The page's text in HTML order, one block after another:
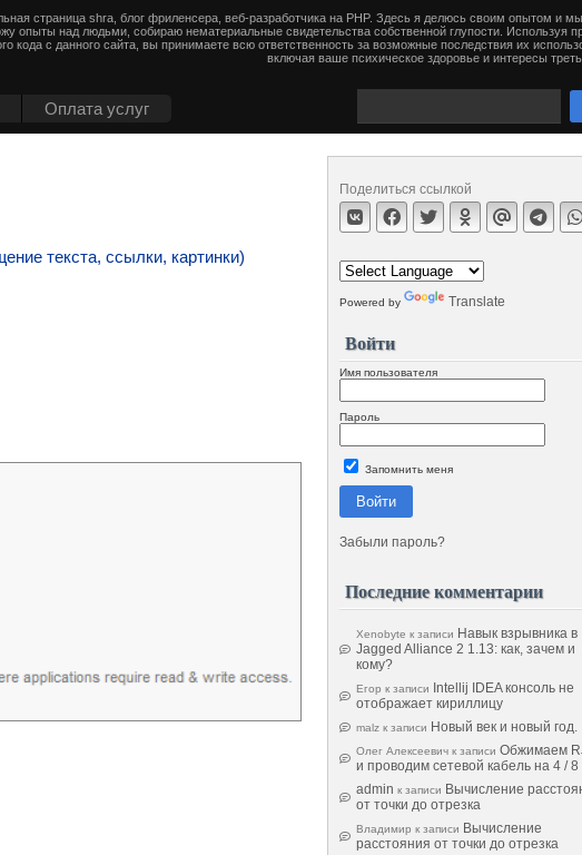
Оплата услуг
страница shra, блог фриленсера, веб-разработчика на PHP. Здесь я делюсь своим опытом и
опыты над людьми, собираю нематериальные свидетельства собственной глупости. Используя
кода с данного сайта, вы принимаете всю ответственность за возможные последствия их
включая ваше психическое здоровье и интересы
текста, ссылки, картинки)
Поделиться ссылкой
Powered by Translate
Войти
Имя пользователя
Пароль
Запомнить меня
Войти
Забыли пароль?
Последние комментарии
Xenobyte к записи Навык взрывника в
Jagged Alliance 2 1.13: как, зачем и
кому?
Егор к записи
Intellij IDEA консоль не
отображает кириллицу
malz к записи Новый век и новый год.
Олег Алексеевич к записи Обжимаем
и проводим сетевой кабель на 4 /
admin к записи Вычисление
от точки до отрезка
Владимир к записи Вычисление
расстояния от точки до отрезка